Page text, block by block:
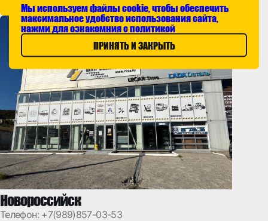
УТОЧНИТЬ ПОЕХАЛИ
Новороссийск
Телефон: +7(989)857-03-53
Мы используем файлы cookie, чтобы обеспечить
максимальное удобство использования сайта,
нажми для ознакомния с политикой
ПРИНЯТЬ И ЗАКРЫТЬ